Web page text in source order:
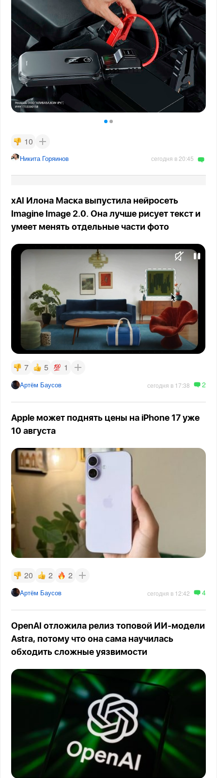
10
Никита Горяинов сегодня в 20:45
xAI Илона Маска выпустила нейросеть
Imagine Image 2.0. Она лучше рисует текст и
умеет менять отдельные части фото
7 5 1
Артём Баусов сегодня в 17:38 2
Apple может поднять цены на iPhone 17 уже
10 августа
20 2 2
Артём Баусов сегодня в 12:42 4
OpenAI отложила релиз топовой ИИ-модели
Astra, потому что она сама научилась
обходить сложные уязвимости